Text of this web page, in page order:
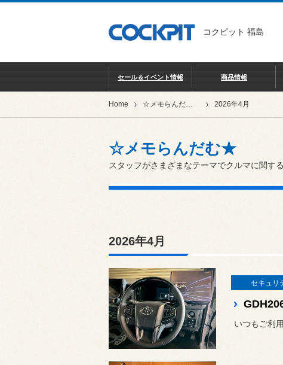
コクピット 福島
セール＆イベント情報 商品情報
Home ☆メモらんだむ★ 2026年4月
☆メモらんだむ★
スタッフがさまざまなテーマでクルマに関す
2026年4月
セキュリ